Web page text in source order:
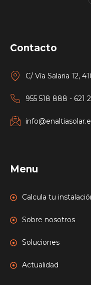
Contacto
C/ Vía Salaria 12,
955 518 888 - 621
Menu
Calcula tu
Sobre nosotros
Soluciones
Actualidad